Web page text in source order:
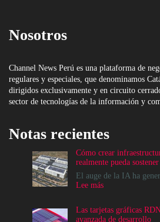
Nosotros
Channel News Perú es una plataforma de
regulares y especiales, que denominamos
dirigidos exclusivamente y en circuito
sector de tecnologías de la información y
Notas recientes
Cómo crear
realmente pueda sostener
El auge de la IA ha
Lee más:
infraestructuras
Las tarjetas gráficas
avanzada de desarrollo